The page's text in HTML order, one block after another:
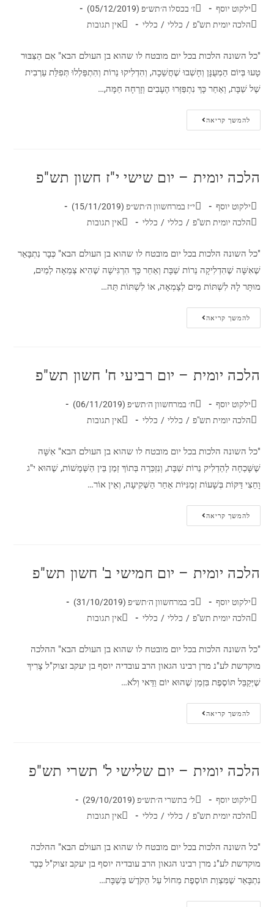
ילקוט יוסף
ז׳ בכסלו ה׳תש״פ (05/12/2019)
הלכה יומית תש"פ / כללי / כללי אין תגובות
"כל השונה הלכות בכל יום מובטח לו שהוא בן העולם הבא" אִם הַצִּבּוּר
טָעוּ בְּיוֹם הַמְעֻנָּן וְחָשְׁבוּ שֶׁחֲשֵׁכָה, וְהִדְלִיקוּ נֵרוֹת וְהִתְפַּלְלוּ תְּפִלַּת עַרְבִית
שֶׁל שַׁבָּת, וְאַחַר כָּךְ נִתְפַּזְּרוּ הֶעָבִים וְזָרְחָה חַמָּה,…
להמשך קריאה
הלכה יומית – יום שישי י"ז חשון תש"פ
ילקוט יוסף
י״ז במרחשוון ה׳תש״פ (15/11/2019)
הלכה יומית תש"פ / כללי / כללי אין תגובות
"כל השונה הלכות בכל יום מובטח לו שהוא בן העולם הבא" כְּבָר נִתְבָּאֵר
שֶׁאִשָּׁה שֶׁהִדְלִיקָה נֵרוֹת שַׁבָּת וְאַחַר כָּךְ הִרְגִּישָׁה שֶׁהִיא צְמֵאָה לְמַיִם,
מוּתָּר לָהּ לִשְׁתּוֹת מַיִם לְצָמְאָה, אוֹ לִשְׁתּוֹת תֵּה…
להמשך קריאה
הלכה יומית – יום רביעי ח' חשון תש"פ
ילקוט יוסף
ח׳ במרחשוון ה׳תש״פ (06/11/2019)
הלכה יומית תש"פ / כללי / כללי אין תגובות
"כל השונה הלכות בכל יום מובטח לו שהוא בן העולם הבא" אִשָּׁה
שֶׁשָּׁכְחָה לְהַדְלִיק נֵרוֹת שַׁבָּת, וְנִזְכְּרָה בְּתוֹךְ זְמַן בֵּין הַשְּׁמָשׁוֹת, שֶׁהוּא י"ג
וָחֵצִי דַּקּוֹת בְּשָׁעוֹת זְמַנִּיּוֹת אַחַר הַשְּׁקִיעָה, וְאֵין אוֹר…
להמשך קריאה
הלכה יומית – יום חמישי ב' חשון תש"פ
ילקוט יוסף
ב׳ במרחשוון ה׳תש״פ (31/10/2019)
הלכה יומית תש"פ / כללי / כללי אין תגובות
"כל השונה הלכות בכל יום מובטח לו שהוא בן העולם הבא" ההלכה
מוקדשת לע"נ מרן רבינו הגאון הרב עובדיה יוסף בן יעקב זצוק"ל צָרִיךְ
שֶׁיְּקַבֵּל תּוֹסֶפֶת בִּזְמַן שֶׁהוּא יוֹם וַדַּאי וְלֹא…
להמשך קריאה
הלכה יומית – יום שלישי ל' תשרי תש"פ
ילקוט יוסף
ל׳ בתשרי ה׳תש״פ (29/10/2019)
הלכה יומית תש"פ / כללי / כללי אין תגובות
"כל השונה הלכות בכל יום מובטח לו שהוא בן העולם הבא" ההלכה
מוקדשת לע"נ מרן רבינו הגאון הרב עובדיה יוסף בן יעקב זצוק"ל כְּבָר
נִתְבָּאֵר שֶׁמִּצְוַת תּוֹסֶפֶת מֵחוֹל עַל הַקֹּדֶשׁ בְּשַׁבָּת…